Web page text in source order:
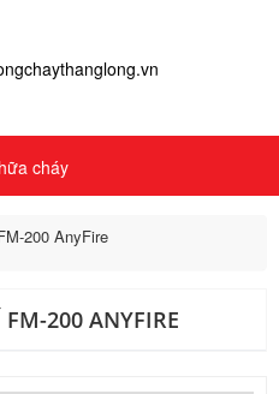
cháy
200 AnyFire
200 ANYFIRE